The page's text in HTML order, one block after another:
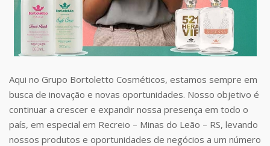
Aqui no Grupo Bortoletto Cosméticos, estamos sempre em
busca de inovação e novas oportunidades. Nosso objetivo é
continuar a crescer e expandir nossa presença em todo o
país, em especial em Recreio – Minas do Leão – RS, levando
nossos produtos e oportunidades de negócios a um número